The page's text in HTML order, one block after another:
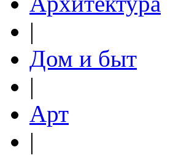
|
Дом и быт
|
Арт
|